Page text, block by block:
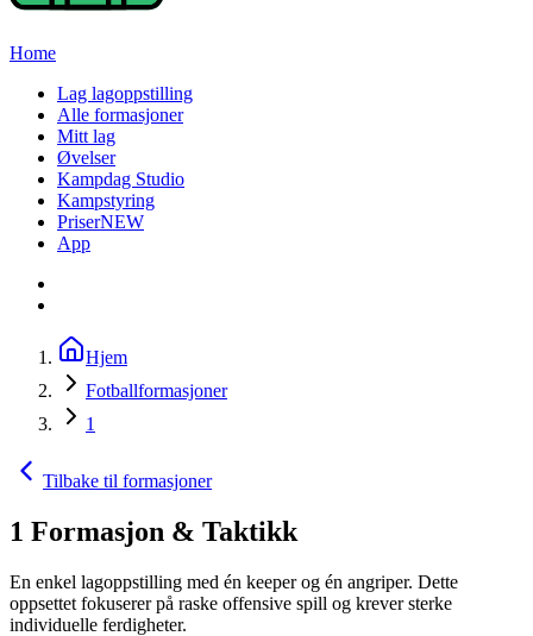
Home
Lag lagoppstilling
Alle formasjoner
Mitt lag
Øvelser
Kampdag Studio
Kampstyring
PriserNEW
App
Hjem
Fotballformasjoner
1
Tilbake til formasjoner
1 Formasjon & Taktikk
En enkel lagoppstilling med én keeper og én angriper. Dette
oppsettet fokuserer på raske offensive spill og krever sterke
individuelle ferdigheter.